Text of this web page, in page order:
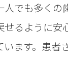
人でも多くの
せるように安
います。患者